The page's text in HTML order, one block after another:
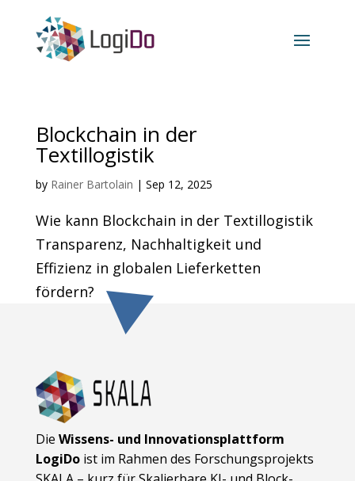
Blockchain in der
Textillogistik
by Rainer Bartolain | Sep 12, 2025
Wie kann Blockchain in der Textillogistik
Transparenz, Nachhaltigkeit und
Effizienz in globalen Lieferketten
fördern?
Die Wissens- und Innovationsplattform
LogiDoist im Rahmen des Forschungsprojekts